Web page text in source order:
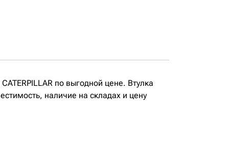
по выгодной цене. Втулка
наличие на складах и цену